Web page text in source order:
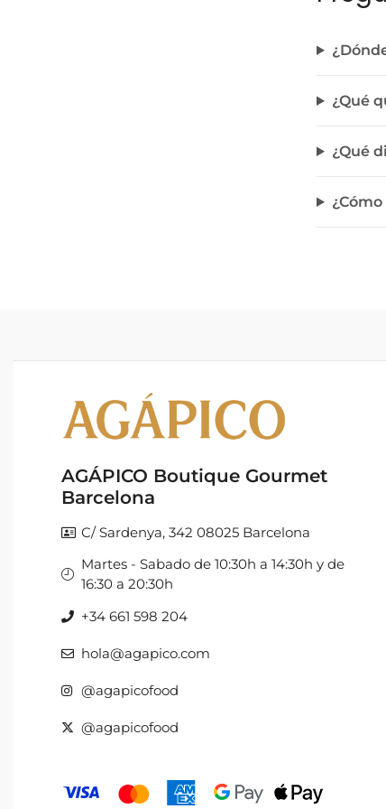
¿Qué
¿Qué
AGÁPICO Boutique Gourmet
Barcelona
C/ Sardenya, 342 08025 Barcelona
Martes - Sabado de 10:30h a 14:30h y de
16:30 a 20:30h
+34 661 598 204
hola@agapico.com
@agapicofood
@agapicofood